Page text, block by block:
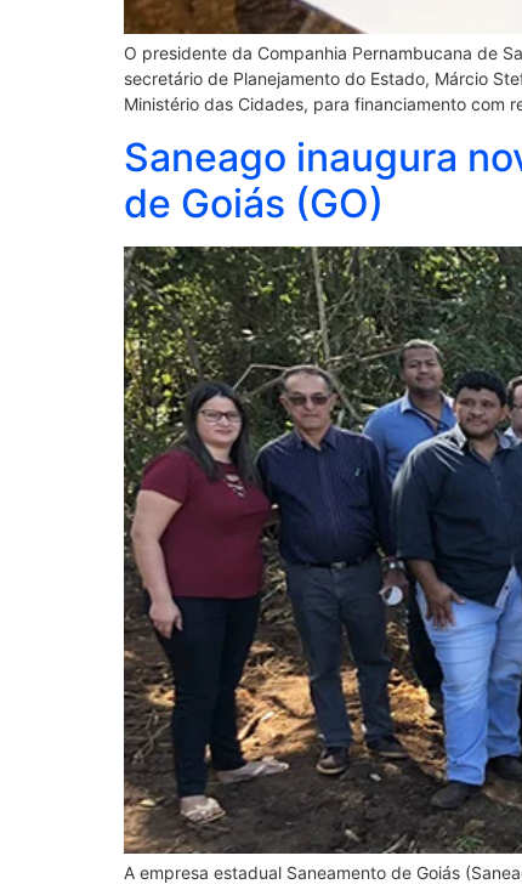
O presidente da Companhia Pernambucana de
secretário de Planejamento do Estado, Márcio
Ministério das Cidades, para financiamento com
Saneago inaugura
de Goiás (GO)
A empresa estadual Saneamento de Goiás